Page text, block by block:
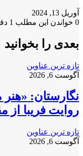
آوریل 13, 2024
0 خواندن این مطلب 1 دقیقه زمان میبرد
بعدی را بخوانید
تازه ترین عناوین
آگوست 6, 2026
نگارستان:
روایت فریبا از
تازه ترین عناوین
آگوست 6, 2026